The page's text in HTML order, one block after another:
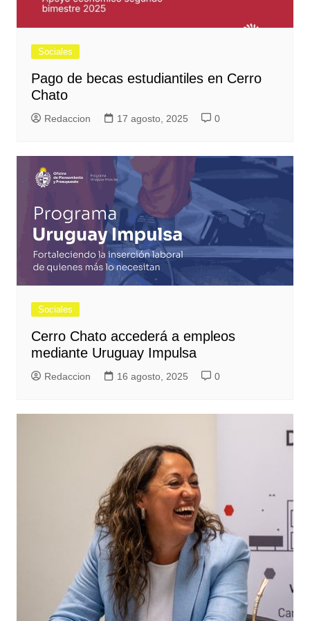
Sociales
Pago de becas estudiantiles en Cerro
Chato
Redaccion 17 agosto, 2025 0
Sociales
Cerro Chato accederá a empleos
mediante Uruguay Impulsa
Redaccion 16 agosto, 2025 0